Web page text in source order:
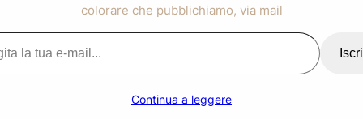
colorare che pubblichiamo, via mail
Continua a leggere